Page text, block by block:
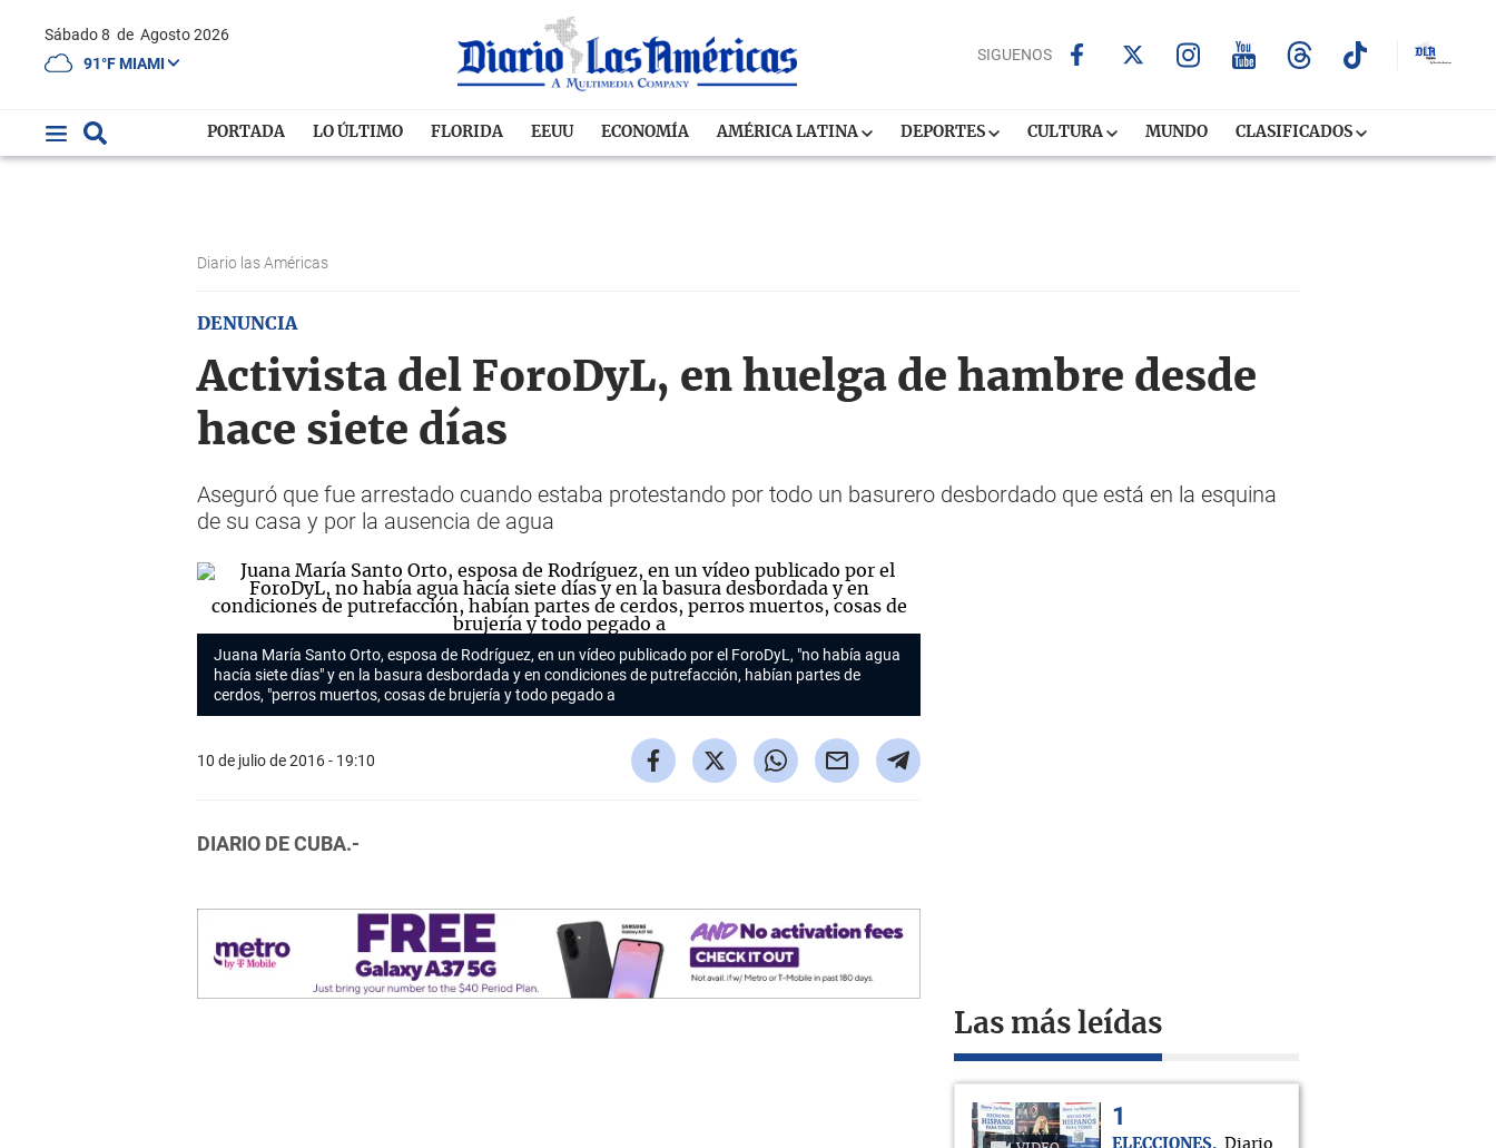
Sábado 8 de Agosto 2026
91°F MIAMI
SIGUENOS
PORTADA LO ÚLTIMO FLORIDA EEUU ECONOMÍA AMÉRICA LATINA DEPORTES CULTURA MUNDO CLASIFICADOS
Diario las Américas
DENUNCIA
Activista del ForoDyL, en huelga de hambre desde
hace siete días
Aseguró que fue arrestado cuando estaba protestando por todo un basurero desbordado que está en la esquina
de su casa y por la ausencia de agua
Juana María Santo Orto, esposa de Rodríguez, en un vídeo publicado por el ForoDyL, "no había agua
hacía siete días" y en la basura desbordada y en condiciones de putrefacción, habían partes de
cerdos, "perros muertos, cosas de brujería y todo pegado a
10 de julio de 2016 - 19:10
DIARIO DE CUBA.-
Las más leídas
ELECCIONES
Diario